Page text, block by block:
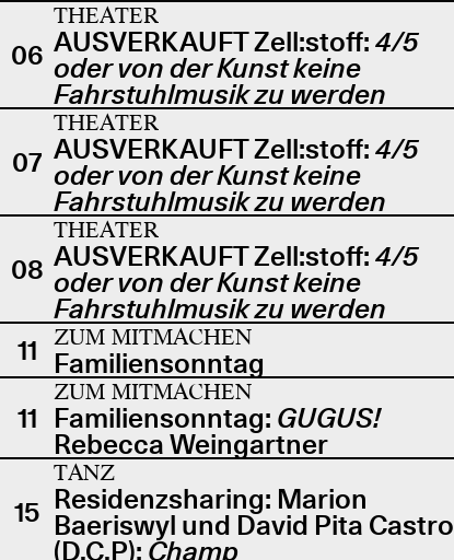
06
THEATER
AUSVERKAUFT Zell:stoff: 4/5
oder von der Kunst keine
Fahrstuhlmusik zu werden
07
THEATER
AUSVERKAUFT Zell:stoff: 4/5
oder von der Kunst keine
Fahrstuhlmusik zu werden
08
THEATER
AUSVERKAUFT Zell:stoff: 4/5
oder von der Kunst keine
Fahrstuhlmusik zu werden
11
ZUM MITMACHEN
Familiensonntag
11
ZUM MITMACHEN
Familiensonntag: GUGUS!
Rebecca Weingartner
15
TANZ
Residenzsharing: Marion
Baeriswyl und David Pita Castro
(D.C.P): Champ